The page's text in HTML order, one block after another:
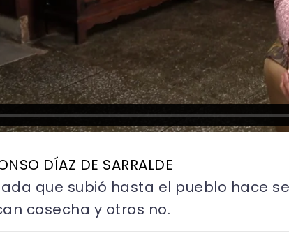
DÍAZ DE SARRALDE
que subió hasta el pueblo hace
cosecha y otros no.